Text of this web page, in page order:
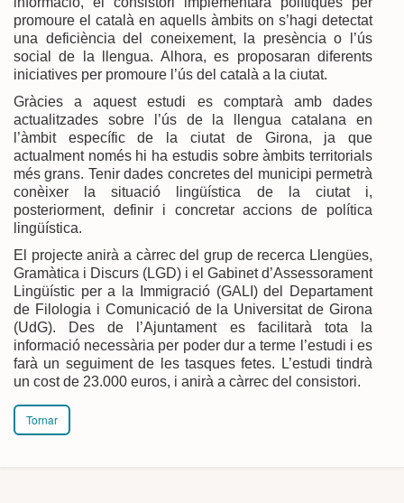
promoure el català en aquells àmbits on s’hagi detectat
una deficiència del coneixement, la presència o l’ús
social de la llengua. Alhora, es proposaran diferents
iniciatives per promoure l’ús del català a la ciutat.
Gràcies a aquest estudi es comptarà amb dades
actualitzades sobre l’ús de la llengua catalana en
l’àmbit específic de la ciutat de Girona, ja que
actualment només hi ha estudis sobre àmbits territorials
més grans. Tenir dades concretes del municipi permetrà
conèixer la situació lingüística de la ciutat i,
posteriorment, definir i concretar accions de política
lingüística.
El projecte anirà a càrrec del grup de recerca Llengües,
Gramàtica i Discurs (LGD) i el Gabinet d’Assessorament
Lingüístic per a la Immigració (GALI) del Departament
de Filologia i Comunicació de la Universitat de Girona
(UdG). Des de l’Ajuntament es facilitarà tota la
informació necessària per poder dur a terme l’estudi i es
farà un seguiment de les tasques fetes. L’estudi tindrà
un cost de 23.000 euros, i anirà a càrrec del consistori.
Tornar